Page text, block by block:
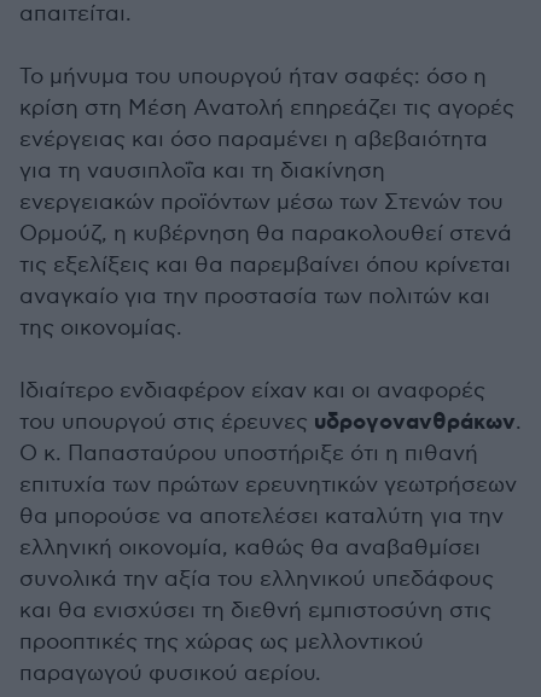
απαιτείται.
Το μήνυμα του υπουργού ήταν σαφές: όσο η
κρίση στη Μέση Ανατολή επηρεάζει τις αγορές
ενέργειας και όσο παραμένει η αβεβαιότητα
για τη ναυσιπλοΐα και τη διακίνηση
ενεργειακών προϊόντων μέσω των Στενών του
Ορμούζ, η κυβέρνηση θα παρακολουθεί στενά
τις εξελίξεις και θα παρεμβαίνει όπου κρίνεται
αναγκαίο για την προστασία των πολιτών και
της οικονομίας.
Ιδιαίτερο ενδιαφέρον είχαν και οι αναφορές
του υπουργού στις έρευνες υδρογονανθράκων.
Ο κ. Παπασταύρου υποστήριξε ότι η πιθανή
επιτυχία των πρώτων ερευνητικών γεωτρήσεων
θα μπορούσε να αποτελέσει καταλύτη για την
ελληνική οικονομία, καθώς θα αναβαθμίσει
συνολικά την αξία του ελληνικού υπεδάφους
και θα ενισχύσει τη διεθνή εμπιστοσύνη στις
προοπτικές της χώρας ως μελλοντικού
παραγωγού φυσικού αερίου.